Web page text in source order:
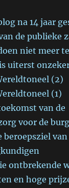
na 14 jaar
de publieke
niet meer
uiterst
(2)
(1)
van de
voor de
beroepsziel van
ontbrekende
en hoge